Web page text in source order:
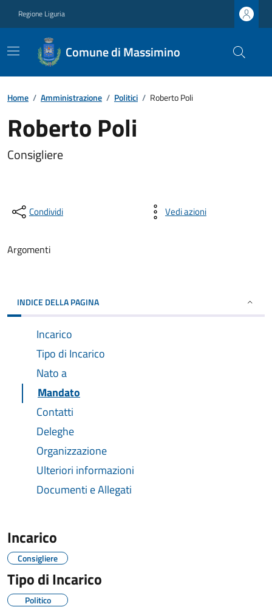
Regione Liguria
Comune di Massimino
Home / Amministrazione / Politici / Roberto Poli
Roberto Poli
Consigliere
Condividi Vedi azioni
Argomenti
INDICE DELLA PAGINA
Incarico
Tipo di Incarico
Nato a
Mandato
Contatti
Deleghe
Organizzazione
Ulteriori informazioni
Documenti e Allegati
Incarico
Consigliere
Tipo di Incarico
Politico